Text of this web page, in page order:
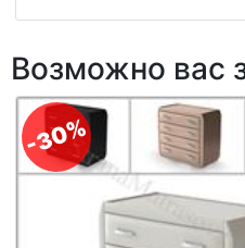
Возможно вас
-30%